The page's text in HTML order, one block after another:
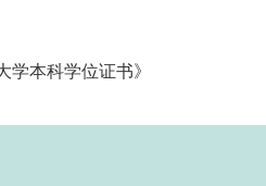
本科学位证书》